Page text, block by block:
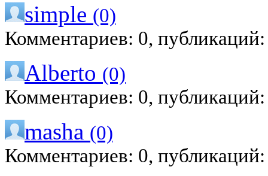
simple (0)
Комментариев: 0,
Alberto (0)
Комментариев: 0,
masha (0)
Комментариев: 0,